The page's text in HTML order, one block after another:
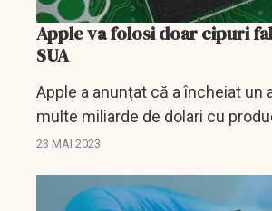
Apple va folosi doar cipuri
SUA
Apple a anunțat că a încheiat un
multe miliarde de dolari cu
cipuri Broadcom Inc pentru a
23 MAI 2023